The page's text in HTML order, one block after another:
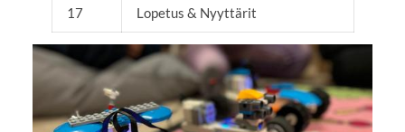
17 Lopetus & Nyyttärit